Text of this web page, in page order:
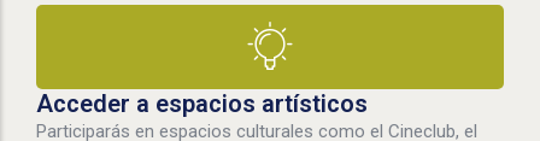
Acceder a espacios artísticos
Participarás en espacios culturales como el Cineclub, el